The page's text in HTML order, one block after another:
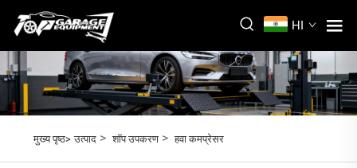
HI
मुख्य पृष्ठ> उत्पाद>शॉप उपकरण>हवा कमप्रेसर